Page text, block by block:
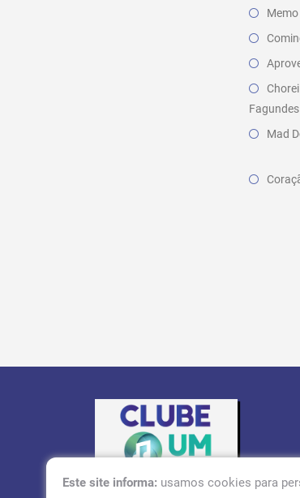
Memo
Fagundes
Mad
Este site informa: usamos cookies para